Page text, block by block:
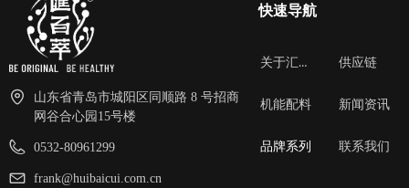
山东省青岛市城阳区同顺路 8 号招商
网谷合心园15号楼
0532-80961299
frank@huibaicui.com.cn
关于汇百萃
机能配料
品牌系列
供应链
新闻资讯
联系我们
快速导航